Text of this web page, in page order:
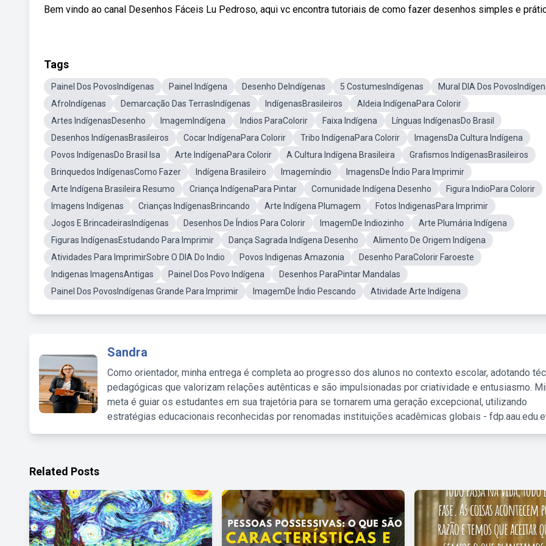
Bem vindo ao canal Desenhos Fáceis Lu Pedroso, aqui vc encontra tutoriais de como fazer desenhos simples e
Tags
Painel Dos PovosIndígenas Painel Indígena Desenho DeIndígenas 5 CostumesIndígenas
Mural DIA Dos
AfroIndígenas
Demarcação Das TerrasIndígenas IndígenasBrasileiros
Aldeia IndígenaPara Colorir
Artes IndígenasDesenho
ImagemIndígena Indios ParaColorir Faixa Indígena
Línguas IndígenasDo Brasil
Desenhos IndígenasBrasileiros
Cocar IndígenaPara Colorir Tribo IndígenaPara Colorir
ImagensDa Cultura Indígena
Povos IndígenasDo Brasil Isa
Arte IndígenaPara Colorir A Cultura Indígena Brasileira
Grafismos IndígenasBrasileiros
Brinquedos IndígenasComo Fazer
Indígena Brasileiro Imagemíndio
ImagensDe Índio Para Imprimir
Arte Indígena Brasileira Resumo
Criança IndígenaPara Pintar Comunidade Indígena Desenho
Figura IndioPara Colorir
Imagens Indígenas
Crianças IndígenasBrincando Arte Indígena Plumagem
Fotos IndigenasPara Imprimir
Jogos E BrincadeirasIndígenas
Desenhos De Índios Para Colorir ImagemDe Indiozinho
Arte Plumária Indígena
Figuras IndígenasEstudando Para Imprimir
Dança Sagrada Indígena Desenho
Alimento De Origem Indígena
Atividades Para ImprimirSobre O DIA Do Indio
Povos Indigenas Amazonia
Desenho ParaColorir Faroeste
Indigenas ImagensAntigas
Painel Dos Povo Indígena
Desenhos ParaPintar Mandalas
Painel Dos PovosIndígenas Grande Para Imprimir
ImagemDe Índio Pescando Atividade Arte Indígena
Sandra
Como orientador, minha entrega é completa ao progresso dos alunos no contexto escolar, adotando
pedagógicas que valorizam relações autênticas e são impulsionadas por criatividade e entusiasmo.
meta é guiar os estudantes em sua trajetória para se tornarem uma geração excepcional, utilizando
estratégias educacionais reconhecidas por renomadas instituições acadêmicas globais -
Related Posts